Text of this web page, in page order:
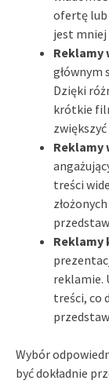
ofertę lub
jest
Reklamy
głównym
Dzięki
krótkie
Reklamy
treści
Reklamy
reklamie.
treści, co
Wybór
być dokładnie